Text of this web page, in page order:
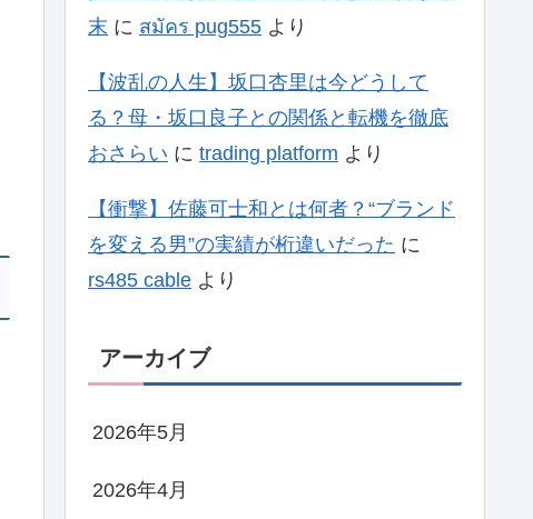
末 に สมัคร pug555 より
【波乱の人生】坂口杏里は今どうして
る？母・坂口良子との関係と転機を徹底
おさらい に trading platform より
【衝撃】佐藤可士和とは何者？“ブランド
を変える男”の実績が桁違いだった に
rs485 cable より
アーカイブ
2026年5月
2026年4月